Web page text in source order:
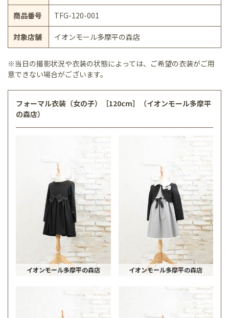
商品番号 TFG-120-001
対象店舗 イオンモール多摩平の森店
※当日の撮影状況や衣装の状態によっては、ご希望の衣装がご用
意できない場合がございます。
フォーマル衣装（女の子）［120cm］（イオンモール多摩平
の森店）
イオンモール多摩平の森店 イオンモール多摩平の森店